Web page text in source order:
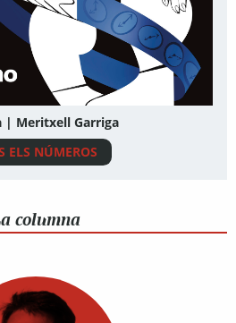
| Meritxell Garriga
ELS NÚMEROS
columna